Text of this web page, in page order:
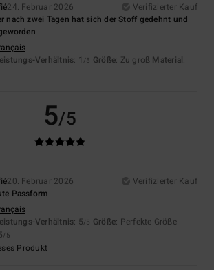
24. Februar 2026
Verifizierter Kauf
nach zwei Tagen hat sich der Stoff gedehnt und
Verhältnis: 1 /5 Größe: Zu groß Material:
5/5
20. Februar 2026
Verifizierter Kauf
Passform
Verhältnis: 5/5 Größe: Perfekte Größe
/5
Produkt